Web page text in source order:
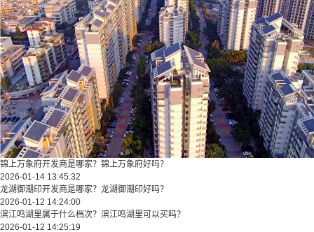
锦上万象府开发商是哪家？锦上万象府好吗？
2026-01-14 13:45:32
龙湖御潮印开发商是哪家？龙湖御潮印好吗？
2026-01-12 14:24:00
滨江鸣湖里属于什么档次？滨江鸣湖里可以买吗？
2026-01-12 14:25:19